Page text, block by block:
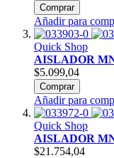
Comprar
Añadir para
Quick Shop
AISLADOR
$5.099,04
Comprar
Añadir para
Quick Shop
AISLADOR
$21.754,04